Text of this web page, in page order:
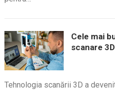
Cele mai
scanare 3D
Tehnologia scanării 3D a